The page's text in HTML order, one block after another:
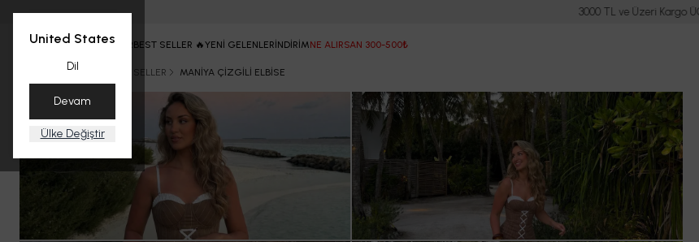
United States
Dil
Devam
Ülke Değiştir
3000 TL ve Üzeri Kargo ÜCRETSİZ
ANASAYFATÜM ÜRÜNLERBEST SELLER 🔥YENİ GELENLERİNDİRİMNE ALIRSAN 300-500₺
YAZ BEST SELLER MANİYA ÇİZGİLİ ELBİSE